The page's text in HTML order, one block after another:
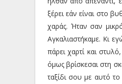
ξέρει εάν είναι στο
χαράς. Ήταν σαν
Αγκαλιαστήκαμε. Κι
πάρει χαρτί και
όμως βρίσκεσαι στη
ταξίδι σου με αυτό